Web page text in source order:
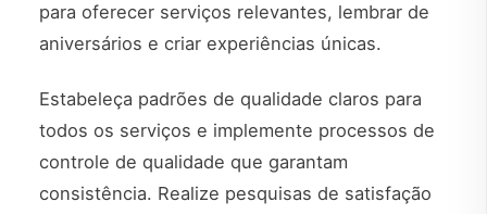
para oferecer serviços relevantes, lembrar de
aniversários e criar experiências únicas.
Estabeleça padrões de qualidade claros para
todos os serviços e implemente processos de
controle de qualidade que garantam
consistência. Realize pesquisas de satisfação